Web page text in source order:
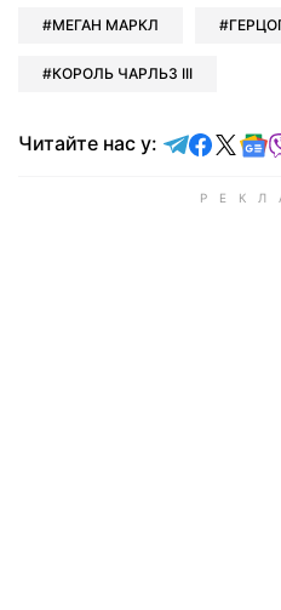
МЕГАН МАРКЛ
КОРОЛЬ ЧАРЛЬЗ III
Читайте нас у: Читайте